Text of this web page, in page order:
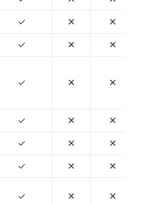
✓ ✕
✕
✓ ✕
✕
✓ ✕ ✕
✓ ✕
✕
✓ ✕
✕
✓ ✕
✕
✓ ✕ ✕